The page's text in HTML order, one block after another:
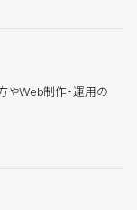
やWeb制作・運用の